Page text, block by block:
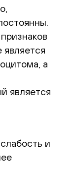
является
а
является
и